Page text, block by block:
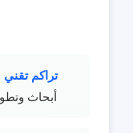
تراكم
أبحاث